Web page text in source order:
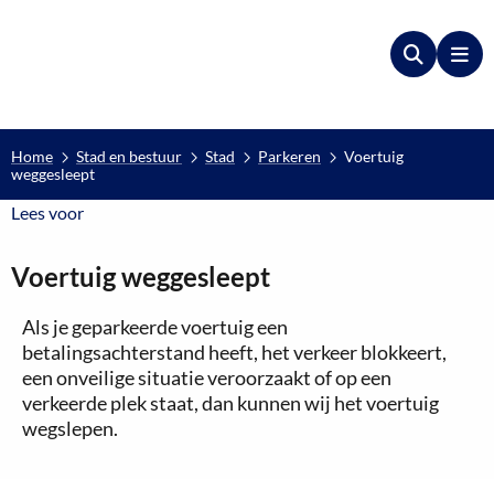
Zoeken
Home Stad en bestuur Stad Parkeren
Voertuig
weggesleept
Lees voorLees voor
Voertuig weggesleept
Als je geparkeerde voertuig een
betalingsachterstand heeft, het verkeer blokkeert,
een onveilige situatie veroorzaakt of op een
verkeerde plek staat, dan kunnen wij het voertuig
wegslepen.